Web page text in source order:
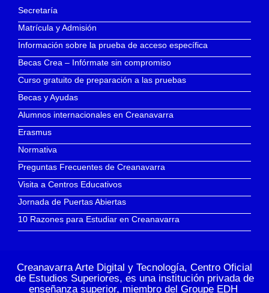
Secretaría
Matrícula y Admisión
Información sobre la prueba de acceso específica
Becas Crea – Infórmate sin compromiso
Curso gratuito de preparación a las pruebas
Becas y Ayudas
Alumnos internacionales en Creanavarra
Erasmus
Normativa
Preguntas Frecuentes de Creanavarra
Visita a Centros Educativos
Jornada de Puertas Abiertas
10 Razones para Estudiar en Creanavarra
Creanavarra Arte Digital y Tecnología, Centro Oficial
de Estudios Superiores, es una institución privada de
enseñanza superior, miembro del Groupe EDH